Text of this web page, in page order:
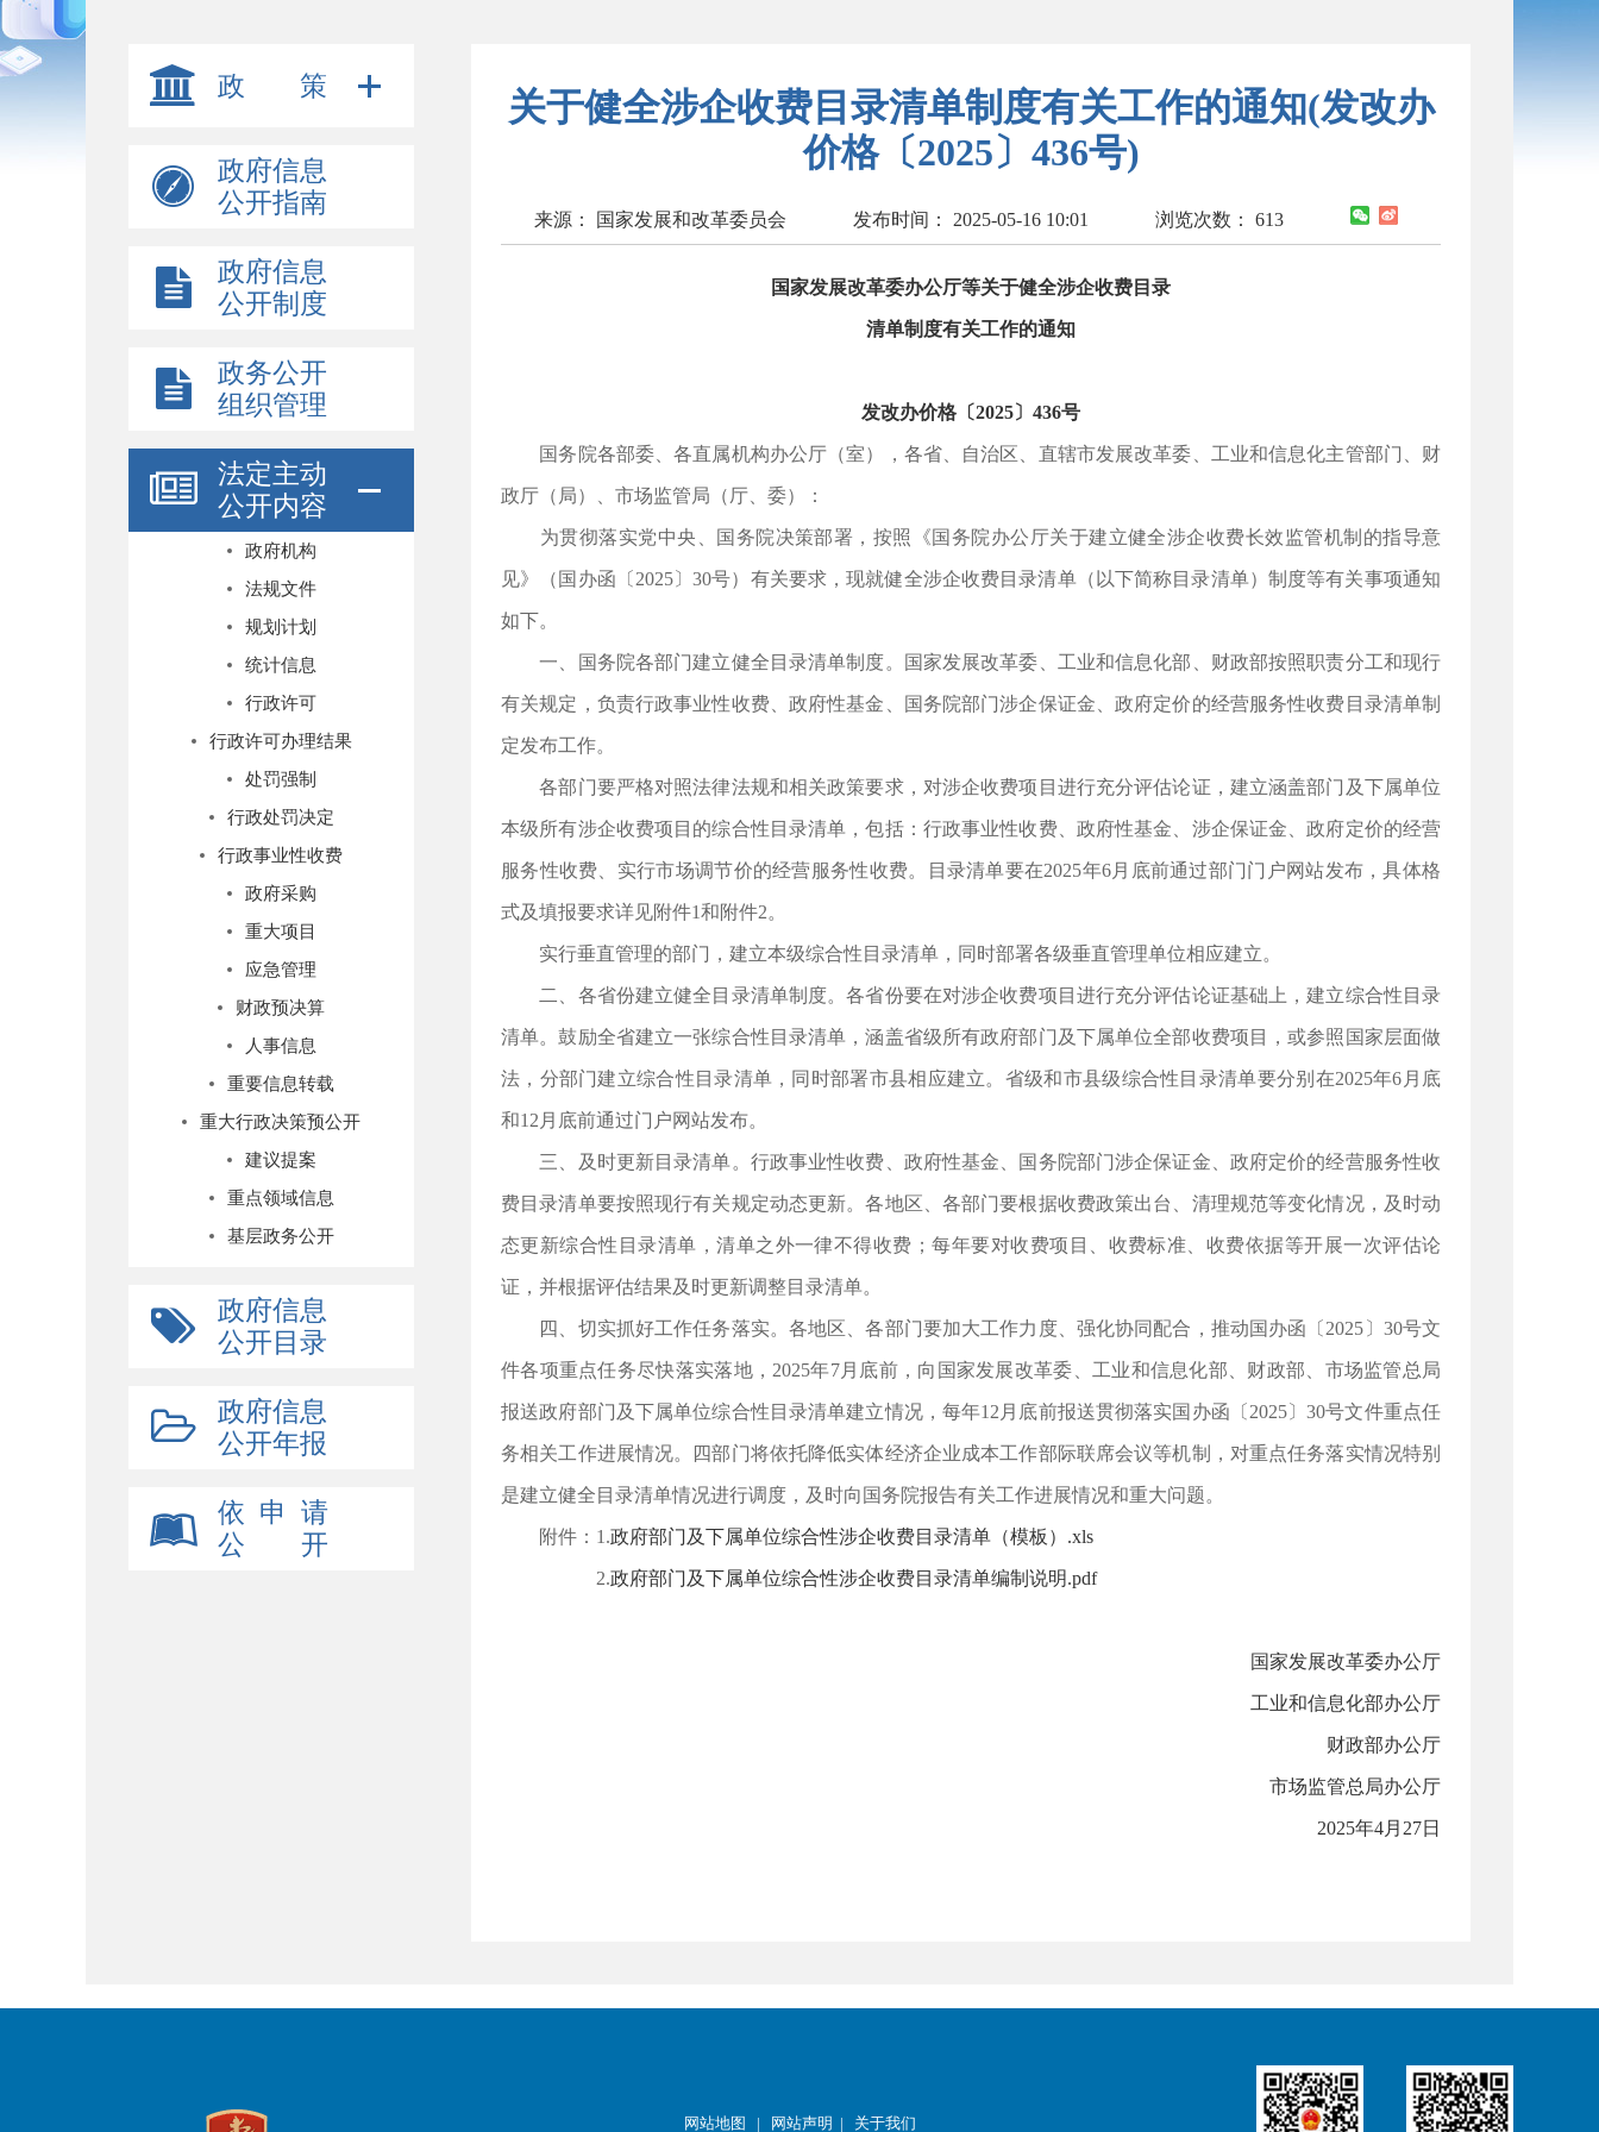
政 策
政府信息
公开指南
政府信息
公开制度
政务公开
组织管理
法定主动
公开内容
政府机构
法规文件
规划计划
统计信息
行政许可
行政许可办理结果
处罚强制
行政处罚决定
行政事业性收费
政府采购
重大项目
应急管理
财政预决算
人事信息
重要信息转载
重大行政决策预公开
建议提案
重点领域信息
基层政务公开
政府信息
公开目录
政府信息
公开年报
依 申 请
公 开
关于健全涉企收费目录清单制度有关工作的通知(发改办
价格〔2025〕436号)
来源： 国家发展和改革委员会 发布时间： 2025-05-16 10:01 浏览次数： 613
国家发展改革委办公厅等关于健全涉企收费目录
清单制度有关工作的通知
发改办价格〔2025〕436号
国务院各部委、各直属机构办公厅（室），各省、自治区、直辖市发展改革委、工业和信息化主管部门、财
政厅（局）、市场监管局（厅、委）：
为贯彻落实党中央、国务院决策部署，按照《国务院办公厅关于建立健全涉企收费长效监管机制的指导意
见》（国办函〔2025〕30号）有关要求，现就健全涉企收费目录清单（以下简称目录清单）制度等有关事项通知
如下。
一、国务院各部门建立健全目录清单制度。国家发展改革委、工业和信息化部、财政部按照职责分工和现行
有关规定，负责行政事业性收费、政府性基金、国务院部门涉企保证金、政府定价的经营服务性收费目录清单制
定发布工作。
各部门要严格对照法律法规和相关政策要求，对涉企收费项目进行充分评估论证，建立涵盖部门及下属单位
本级所有涉企收费项目的综合性目录清单，包括：行政事业性收费、政府性基金、涉企保证金、政府定价的经营
服务性收费、实行市场调节价的经营服务性收费。目录清单要在2025年6月底前通过部门门户网站发布，具体格
式及填报要求详见附件1和附件2。
实行垂直管理的部门，建立本级综合性目录清单，同时部署各级垂直管理单位相应建立。
二、各省份建立健全目录清单制度。各省份要在对涉企收费项目进行充分评估论证基础上，建立综合性目录
清单。鼓励全省建立一张综合性目录清单，涵盖省级所有政府部门及下属单位全部收费项目，或参照国家层面做
法，分部门建立综合性目录清单，同时部署市县相应建立。省级和市县级综合性目录清单要分别在2025年6月底
和12月底前通过门户网站发布。
三、及时更新目录清单。行政事业性收费、政府性基金、国务院部门涉企保证金、政府定价的经营服务性收
费目录清单要按照现行有关规定动态更新。各地区、各部门要根据收费政策出台、清理规范等变化情况，及时动
态更新综合性目录清单，清单之外一律不得收费；每年要对收费项目、收费标准、收费依据等开展一次评估论
证，并根据评估结果及时更新调整目录清单。
四、切实抓好工作任务落实。各地区、各部门要加大工作力度、强化协同配合，推动国办函〔2025〕30号文
件各项重点任务尽快落实落地，2025年7月底前，向国家发展改革委、工业和信息化部、财政部、市场监管总局
报送政府部门及下属单位综合性目录清单建立情况，每年12月底前报送贯彻落实国办函〔2025〕30号文件重点任
务相关工作进展情况。四部门将依托降低实体经济企业成本工作部际联席会议等机制，对重点任务落实情况特别
是建立健全目录清单情况进行调度，及时向国务院报告有关工作进展情况和重大问题。
附件：1.政府部门及下属单位综合性涉企收费目录清单（模板）.xls
2.政府部门及下属单位综合性涉企收费目录清单编制说明.pdf
国家发展改革委办公厅
工业和信息化部办公厅
财政部办公厅
市场监管总局办公厅
2025年4月27日
网站地图 | 网站声明 | 关于我们